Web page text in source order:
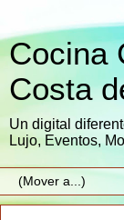
Cocina
Costa
Un digital
Lujo, Eventos,